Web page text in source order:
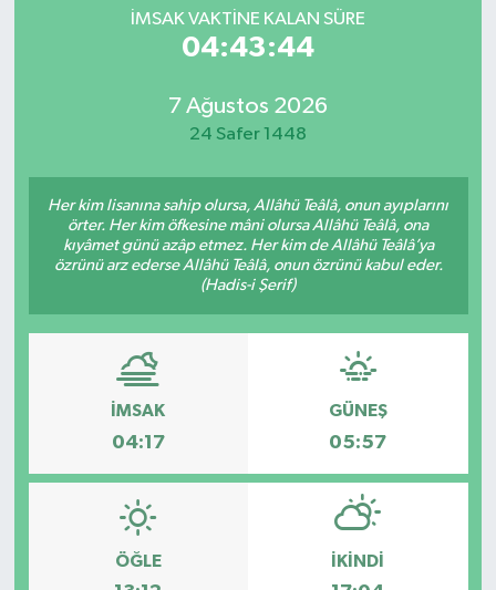
İMSAK VAKTİNE KALAN SÜRE
04:43:44
7 Ağustos 2026
24 Safer 1448
Her kim lisanına sahip olursa, Allâhü Teâlâ, onun ayıplarını
örter. Her kim öfkesine mâni olursa Allâhü Teâlâ, ona
kıyâmet günü azâp etmez. Her kim de Allâhü Teâlâ’ya
özrünü arz ederse Allâhü Teâlâ, onun özrünü kabul eder.
(Hadis-i Şerif)
İMSAK
04:17
GÜNEŞ
05:57
ÖĞLE İKINDI
Süper Lig Puan Durumu ve Fikstür
Son Dakika Haberleri
Haber Arşivi